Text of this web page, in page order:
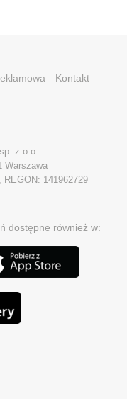
Kontakt
z o.o.
Warszawa
REGON: 141962729
dostępne również w: